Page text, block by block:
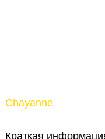
Chayanne
Краткая